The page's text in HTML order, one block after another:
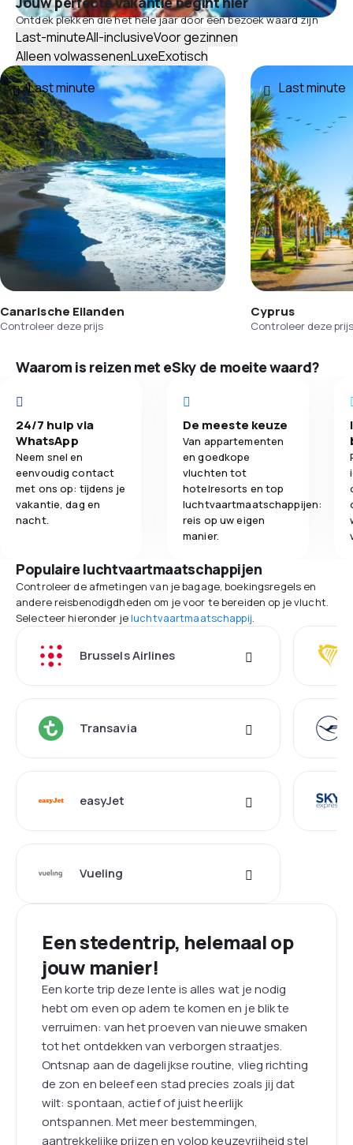
Ontdek plekken die het hele jaar door een bezoek waard zijn
Last-minuteAll-inclusiveVoor gezinnen
Alleen volwassenenLuxeExotisch
Last minute
Canarische Eilanden
Controleer deze prijs
Last minute
Cyprus
Controleer deze prijs
Waarom is reizen met eSky de moeite waard?
24/7 hulp via
WhatsApp
Neem snel en
eenvoudig contact
met ons op: tijdens je
vakantie, dag en
nacht.
De meeste keuze
Van appartementen
en goedkope
vluchten tot
hotelresorts en top
luchtvaartmaatschappijen:
reis op uw eigen
manier.
Populaire luchtvaartmaatschappijen
Controleer de afmetingen van je bagage, boekingsregels en
andere reisbenodigdheden om je voor te bereiden op je vlucht.
Selecteer hieronder jeluchtvaartmaatschappij.
Brussels Airlines
Transavia
easyJet
Vueling
Een stedentrip, helemaal op
jouw manier!
Een korte trip deze lente is alles wat je nodig
hebt om even op adem te komen en je blik te
verruimen: van het proeven van nieuwe smaken
tot het ontdekken van verborgen straatjes.
Ontsnap aan de dagelijkse routine, vlieg richting
de zon en beleef een stad precies zoals jij dat
wilt: spontaan, actief of juist heerlijk
ontspannen. Met meer bestemmingen,
aantrekkelijke prijzen en volop keuzevrijheid stel